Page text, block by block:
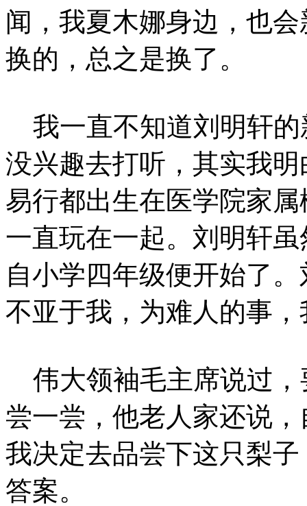
闻，我夏木娜身边，也
换的，总之是换了。
我一直不知道刘明轩的
没兴趣去打听，其实我
易行都出生在医学院家
一直玩在一起。刘明轩
自小学四年级便开始了
不亚于我，为难人的事
伟大领袖毛主席说过，
尝一尝，他老人家还说
我决定去品尝下这只梨
答案。